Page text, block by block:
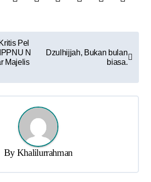
Pel
N
Majelis
Dzulhijjah, Bukan bulan
biasa.
ByKhalilurrahman